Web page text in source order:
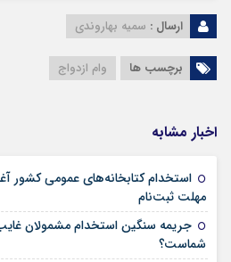
ارسال : سمیه بهاروندی
برچسب ها وام ازدواج
اخبار مشابه
استخدام کتابخانه‌های عمومی کشور
مهلت ثبت‌نام
جریمه سنگین استخدام مشمولان
شماست؟